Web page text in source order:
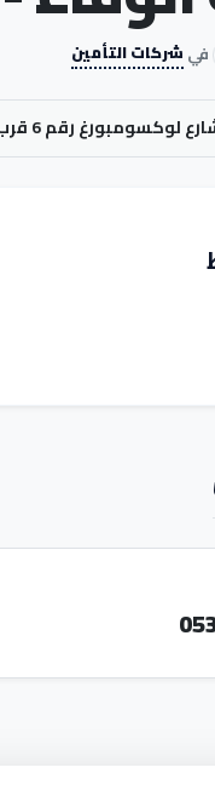
في شركات التأمين
مركز تشخيص ومراقبة السيارات الناظور